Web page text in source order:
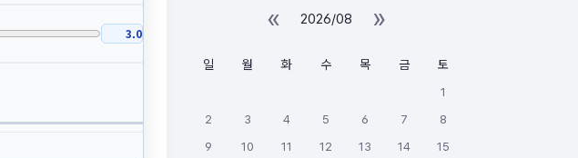
3.0 « 2026/08 »
일 월 화 수 목 금 토
1
2
3 4 5 6 7
8
9
10 11 12 13 14
15